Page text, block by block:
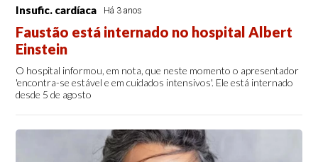
Insufic. cardíaca Há 3 anos
Faustão está internado no hospital Albert
Einstein
O hospital informou, em nota, que neste momento o apresentador
'encontra-se estável e em cuidados intensivos'. Ele está internado
desde 5 de agosto